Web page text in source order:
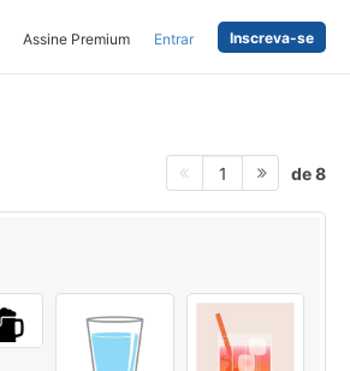
Assine Premium Entrar Inscreva-se
1 de 8